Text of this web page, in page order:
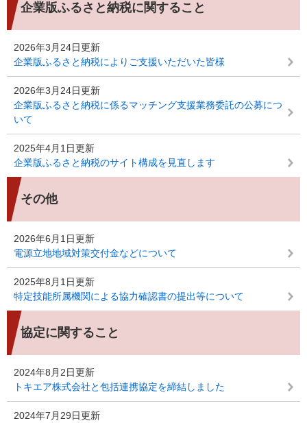
企業版ふるさと納税に関すること
2026年3月24日更新
企業版ふるさと納税によりご支援いただいた皆様
2026年3月24日更新
企業版ふるさと納税に係るマッチング支援業務委託の公募につ
いて
2025年4月1日更新
企業版ふるさと納税のサイト構成を見直します
その他
2026年6月1日更新
電源立地地域対策交付金などについて
2025年8月1日更新
特定技能所属機関による協力確認書の提出等について
協定に関すること
2024年8月2日更新
トキエア株式会社と包括連携協定を締結しました
2024年7月29日更新